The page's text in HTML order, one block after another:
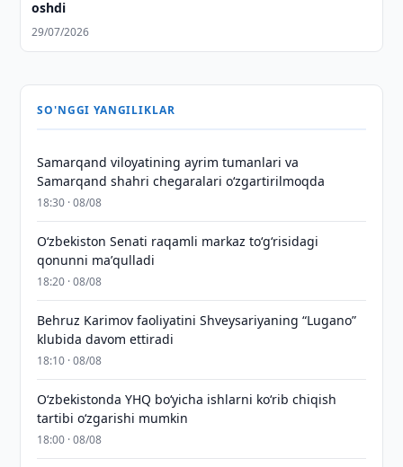
oshdi
29/07/2026
SO'NGGI YANGILIKLAR
Samarqand viloyatining ayrim tumanlari va
Samarqand shahri chegaralari oʻzgartirilmoqda
18:30 · 08/08
Oʻzbekiston Senati raqamli markaz toʻgʻrisidagi
qonunni maʼqulladi
18:20 · 08/08
Behruz Karimov faoliyatini Shveysariyaning “Lugano”
klubida davom ettiradi
18:10 · 08/08
O‘zbekistonda YHQ bo‘yicha ishlarni ko‘rib chiqish
tartibi o‘zgarishi mumkin
18:00 · 08/08